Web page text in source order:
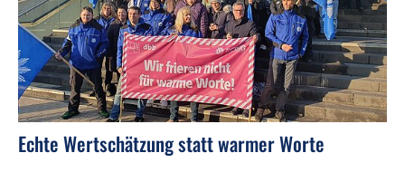
Echte Wertschätzung statt warmer Worte